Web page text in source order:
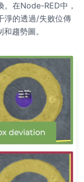
在Node-RED中，
淨的透過/失败位傳
趨勢圖。